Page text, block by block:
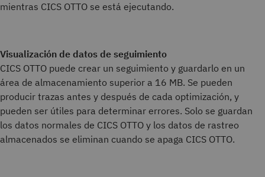
mientras CICS OTTO se está ejecutando.
Visualización de datos de seguimiento
CICS OTTO puede crear un seguimiento y guardarlo en un
área de almacenamiento superior a 16 MB. Se pueden
producir trazas antes y después de cada optimización, y
pueden ser útiles para determinar errores. Solo se guardan
los datos normales de CICS OTTO y los datos de rastreo
almacenados se eliminan cuando se apaga CICS OTTO.